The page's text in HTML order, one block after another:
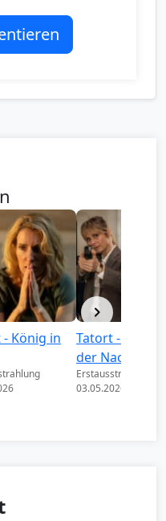
König in
Tatort - Könige
der Nacht
Erstausstrahlung
03.05.2026